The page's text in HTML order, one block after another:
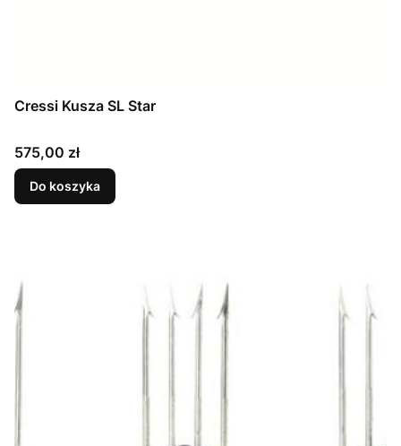
Cressi Kusza SL Star
Cena
575,00 zł
Do koszyka